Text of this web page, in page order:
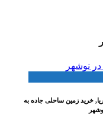
خرید زمین ساحلی جاده به